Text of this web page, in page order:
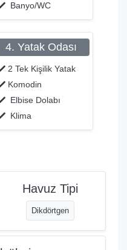
Banyo/WC
4. Yatak Odası
2 Tek Kişilik Yatak
Komodin
Elbise Dolabı
Klima
Havuz Tipi
Dikdörtgen